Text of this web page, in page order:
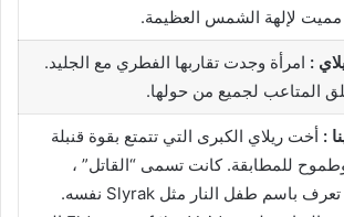
مميت لإلهة الشمس العظيمة.
: امرأة وجدت تقاربها الفطري مع الجليد.
المتاعب لجميع من حولها.
: أخت ريلاي الكبرى التي تتمتع بقوة قنبلة
للمطابقة. كانت تسمى “القاتل” ،
وكانت تعرف باسم طفل النار مثل Slyrak نفسه.